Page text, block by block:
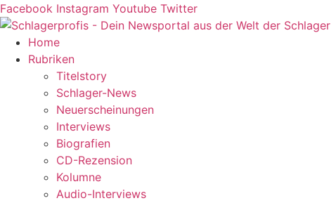
Zum
Inhalt
springen
Facebook Instagram Youtube Twitter
Home
Rubriken
Titelstory
Schlager-News
Neuerscheinungen
Interviews
Biografien
CD-Rezension
Kolumne
Audio-Interviews